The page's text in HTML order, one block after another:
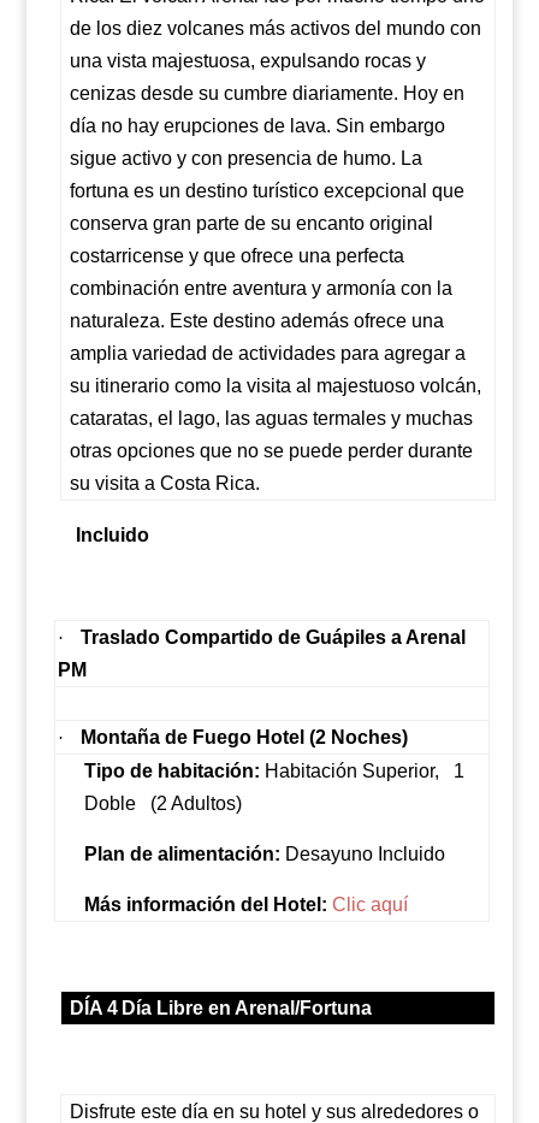
de los diez volcanes más activos del mundo con
una vista majestuosa, expulsando rocas y
cenizas desde su cumbre diariamente. Hoy en
día no hay erupciones de lava. Sin embargo
sigue activo y con presencia de humo. La
fortuna es un destino turístico excepcional que
conserva gran parte de su encanto original
costarricense y que ofrece una perfecta
combinación entre aventura y armonía con la
naturaleza. Este destino además ofrece una
amplia variedad de actividades para agregar a
su itinerario como la visita al majestuoso volcán,
cataratas, el lago, las aguas termales y muchas
otras opciones que no se puede perder durante
su visita a Costa Rica.
Incluido
·
Traslado Compartido de Guápiles a Arenal
PM
·
Montaña de Fuego Hotel (2 Noches)
Tipo de habitación: Habitación Superior,
1
Doble
(2 Adultos)
Plan de alimentación: Desayuno Incluido
Más información del Hotel: Clic aquí
DÍA 4 Día Libre en Arenal/Fortuna
Disfrute este día en su hotel y sus alrededores o